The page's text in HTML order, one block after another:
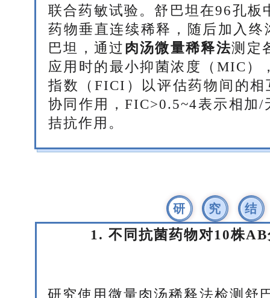
联合药敏试验。舒巴坦在96孔板
药物垂直连续稀释，随后加入
巴坦，通过 肉汤微量稀释法测定
应用时的最小抑菌浓度（MIC）
指数（FICI）以评估药物间的
协同作用，FIC>0.5~4表示相加
拮抗作用。
研 究 结
1. 不同抗菌药物对10株
研究使用微量肉汤稀释法检测舒